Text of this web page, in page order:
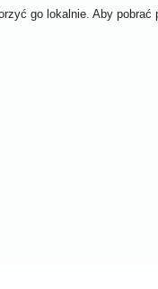
go lokalnie. Aby